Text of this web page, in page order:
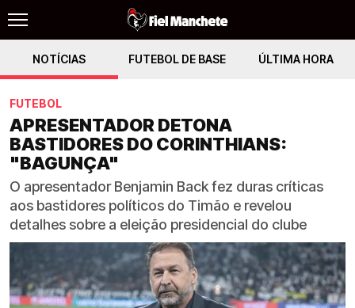
NOTÍCIAS FUTEBOL DE BASE ÚLTIMA HORA
FUTEBOL
APRESENTADOR DETONA
BASTIDORES DO CORINTHIANS:
"BAGUNÇA"
O apresentador Benjamin Back fez duras críticas
aos bastidores políticos do Timão e revelou
detalhes sobre a eleição presidencial do clube